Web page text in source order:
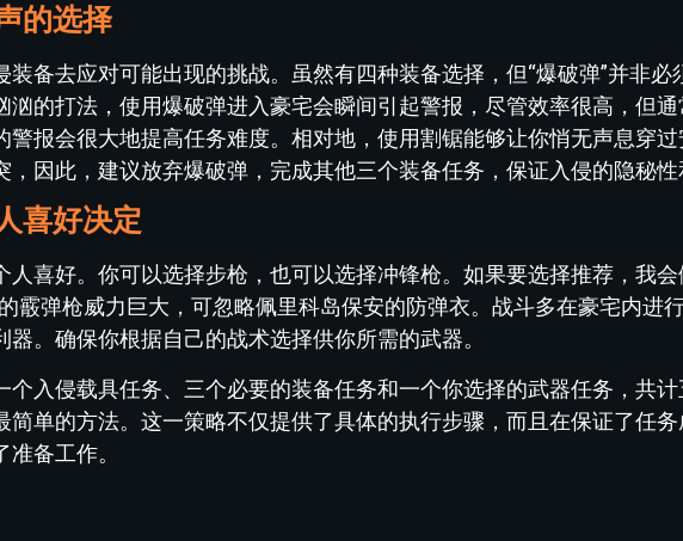
的选择
备去应对可能出现的挑战。虽然有四种装备选择，但“爆破弹”并非必
汹的打法，使用爆破弹进入豪宅会瞬间引起警报，尽管效率很高，但
警报会很大地提高任务难度。相对地，使用割锯能够让你悄无声息穿
，因此，建议放弃爆破弹，完成其他三个装备任务，保证入侵的隐秘性
喜好决定
人喜好。你可以选择步枪，也可以选择冲锋枪。如果要选择推荐，我会
霰弹枪威力巨大，可忽略佩里科岛保安的防弹衣。战斗多在豪宅内进
。确保你根据自己的战术选择供你所需的武器。
个入侵载具任务、三个必要的装备任务和一个你选择的武器任务，共
简单的方法。这一策略不仅提供了具体的执行步骤，而且在保证了任
备工作。